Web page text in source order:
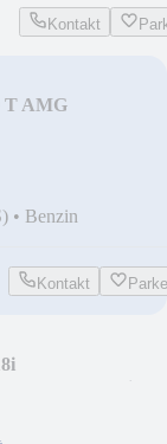
Kontakt
T AMG
• Benzin
Kontakt